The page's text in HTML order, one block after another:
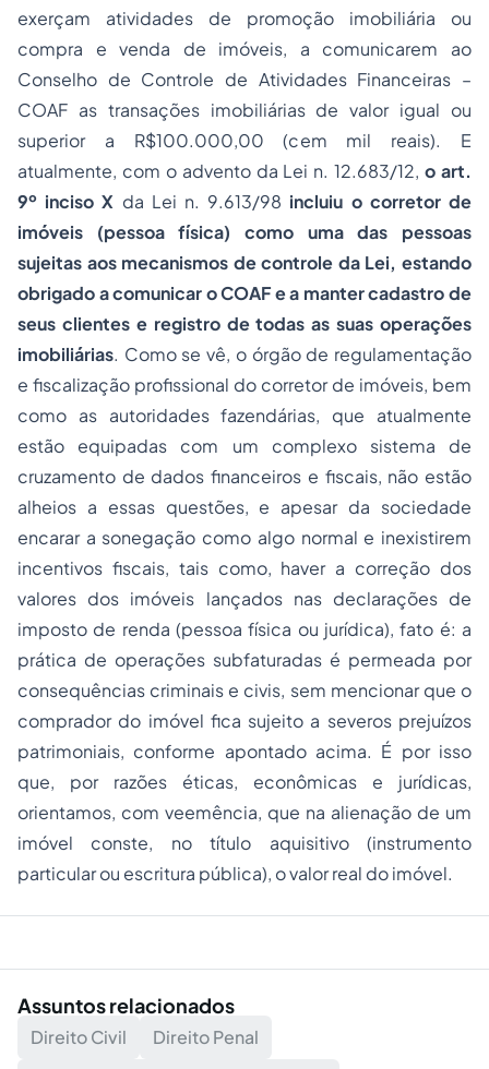
exerçam atividades de promoção imobiliária ou
compra e venda de imóveis, a comunicarem ao
Conselho de Controle de Atividades Financeiras –
COAF as transações imobiliárias de valor igual ou
superior a R$100.000,00 (cem mil reais). E
atualmente, com o advento da Lei n. 12.683/12,o art.
9º inciso X da Lei n. 9.613/98 incluiu o corretor de
imóveis (pessoa física) como uma das pessoas
sujeitas aos mecanismos de controle da Lei, estando
obrigado a comunicar o COAF e a manter cadastro de
seus clientes e registro de todas as suas operações
imobiliárias. Como se vê, o órgão de regulamentação
e fiscalização profissional do corretor de imóveis, bem
como as autoridades fazendárias, que atualmente
estão equipadas com um complexo sistema de
cruzamento de dados financeiros e fiscais, não estão
alheios a essas questões, e apesar da sociedade
encarar a sonegação como algo normal e inexistirem
incentivos fiscais, tais como, haver a correção dos
valores dos imóveis lançados nas declarações de
imposto de renda (pessoa física ou jurídica), fato é: a
prática de operações subfaturadas é permeada por
consequências criminais e civis, sem mencionar que o
comprador do imóvel fica sujeito a severos prejuízos
patrimoniais, conforme apontado acima. É por isso
que, por razões éticas, econômicas e jurídicas,
orientamos, com veemência, que na alienação de um
imóvel conste, no título aquisitivo (instrumento
particular ou escritura pública), o valor real do imóvel.
Assuntos relacionados
Direito Civil
Direito Penal